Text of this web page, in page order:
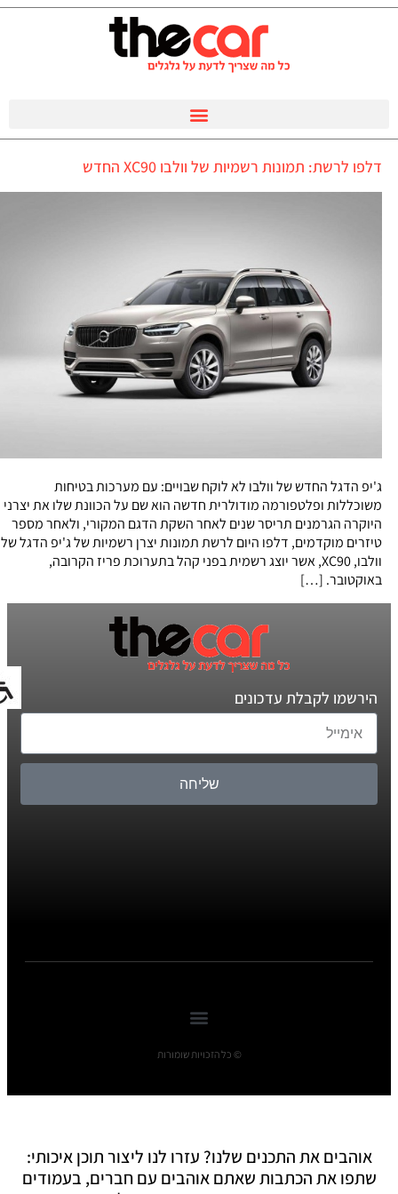
דלפו לרשת: תמונות רשמיות של וולבו XC90 החדש
ג'יפ הדגל החדש של וולבו לא לוקח שבויים: עם מערכות בטיחות
משוכללות ופלטפורמה מודולרית חדשה הוא שם על הכוונת שלו את יצרני
היוקרה הגרמנים תריסר שנים לאחר השקת הדגם המקורי, ולאחר מספר
טיזרים מוקדמים, דלפו היום לרשת תמונות יצרן רשמיות של ג'יפ הדגל של
וולבו, XC90, אשר יוצג רשמית בפני קהל בתערוכת פריז הקרובה,
באוקטובר. […]
הירשמו לקבלת עדכונים
שליחה
© כל הזכויות שומורות
אוהבים את התכנים שלנו? עזרו לנו ליצור תוכן איכותי:
שתפו את הכתבות שאתם אוהבים עם חברים, בעמודים